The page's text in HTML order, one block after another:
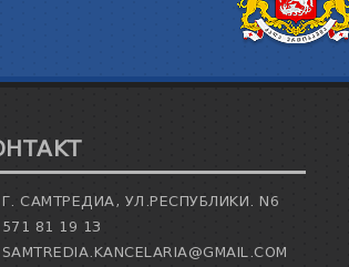
Г. САМТРЕДИА, УЛ.РЕСПУБЛИКИ. N6
571 81 19 13
SAMTREDIA.KANCELARIA@GMAIL.COM